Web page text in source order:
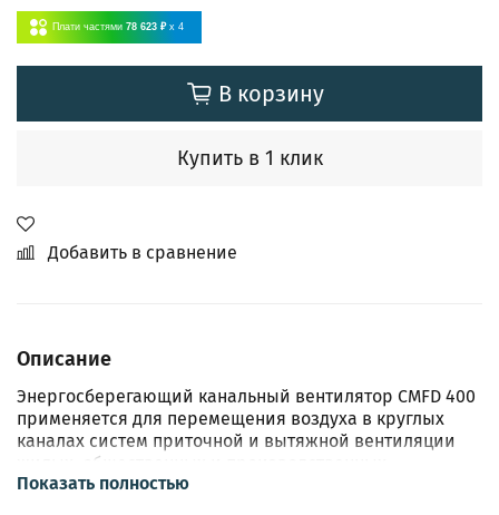
Плати частями 78 623 ₽ x 4
В корзину
Купить в 1 клик
Добавить в сравнение
Описание
Энергосберегающий канальный вентилятор CMFD 400
применяется для перемещения воздуха в круглых
каналах систем приточной и вытяжной вентиляции
жилых, общественных и производственных
помещений.
Показать полностью